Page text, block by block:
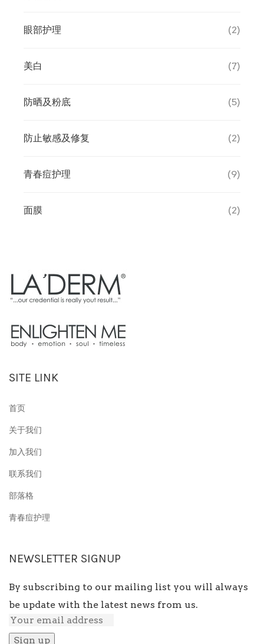
眼部护理 (2)
美白 (7)
防晒及粉底 (5)
防止敏感及修复 (2)
青春痘护理 (9)
面膜 (2)
SITE LINK
首页
关于我们
加入我们
联系我们
部落格
青春痘护理
NEWSLETTER SIGNUP
By subscribing to our mailing list you will always
be update with the latest news from us.